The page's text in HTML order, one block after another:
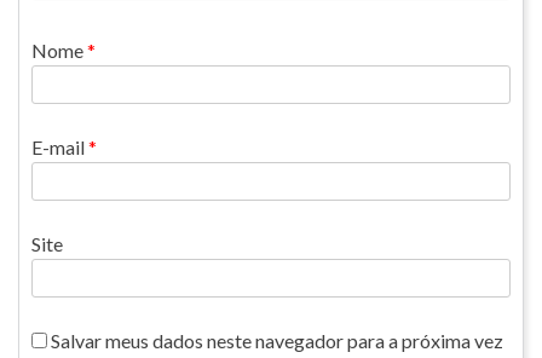
Nome*
E-mail*
Site
Salvar meus dados neste navegador para a próxima vez